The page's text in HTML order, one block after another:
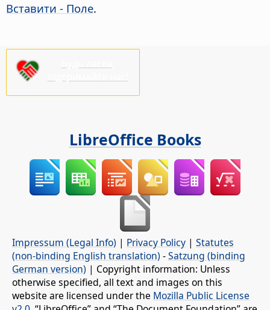
Вставити - Поле.
LibreOffice Books
Impressum (Legal Info) | Privacy Policy | Statutes
(non-binding English translation) -Satzung (binding
German version) | Copyright information: Unless
otherwise specified, all text and images on this
website are licensed under the Mozilla Public License